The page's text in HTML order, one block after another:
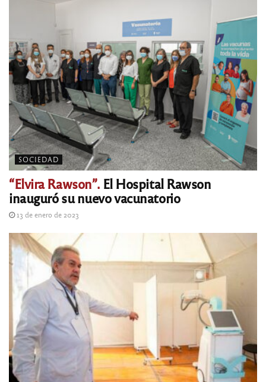
SOCIEDAD
“Elvira Rawson”.El Hospital Rawson
inauguró su nuevo vacunatorio
13 de enero de 2023